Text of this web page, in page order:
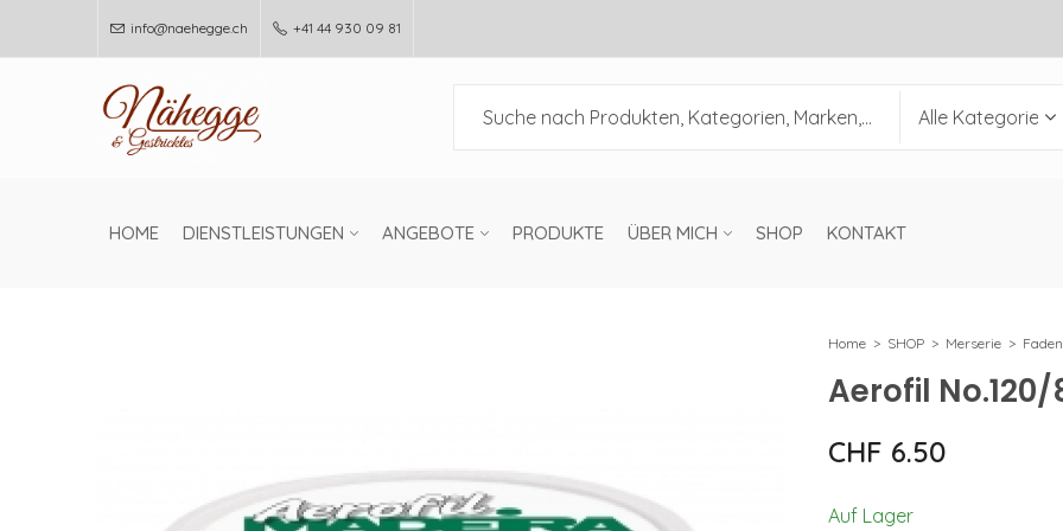
info@naehegge.ch +41 44 930 09 81
HOME DIENSTLEISTUNGEN ANGEBOTE PRODUKTE ÜBER MICH SHOP KONTAKT
Home SHOP Merserie Faden
Aerofil
CHF 6.50
Auf Lager